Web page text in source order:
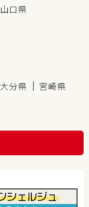
山口県
大分県
宮崎県